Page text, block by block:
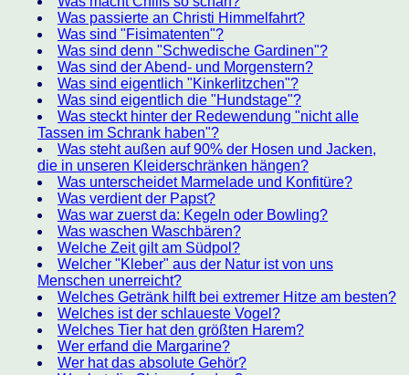
Was passierte an Christi Himmelfahrt?
Was sind "Fisimatenten"?
Was sind denn "Schwedische Gardinen"?
Was sind der Abend- und Morgenstern?
Was sind eigentlich "Kinkerlitzchen"?
Was sind eigentlich die "Hundstage"?
Was steckt hinter der Redewendung "nicht alle
Tassen im Schrank haben"?
Was steht außen auf 90% der Hosen und Jacken,
die in unseren Kleiderschränken hängen?
Was unterscheidet Marmelade und Konfitüre?
Was verdient der Papst?
Was war zuerst da: Kegeln oder Bowling?
Was waschen Waschbären?
Welche Zeit gilt am Südpol?
Welcher "Kleber" aus der Natur ist von uns
Menschen unerreicht?
Welches Getränk hilft bei extremer Hitze am besten?
Welches ist der schlaueste Vogel?
Welches Tier hat den größten Harem?
Wer erfand die Margarine?
Wer hat das absolute Gehör?